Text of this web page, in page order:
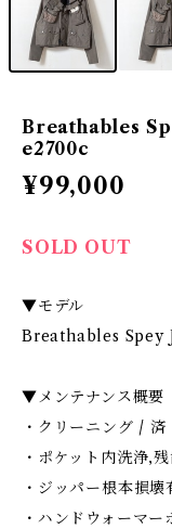
Breathables
e2700c
¥99,000
SOLD OUT
▼モデル
Breathables Spey
▼メンテナンス概要
・クリーニング / 済
・ポケット内洗浄,
・ジッパー根本損
・ハンドウォーマ